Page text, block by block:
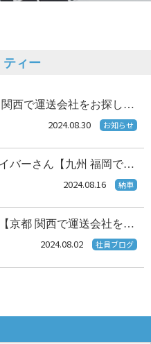
ティー
西で運送会社をお探し…
2024.08.30 お知らせ
バーさん【九州 福岡で…
2024.08.16 納車
京都 関西で運送会社を…
2024.08.02 社員ブログ